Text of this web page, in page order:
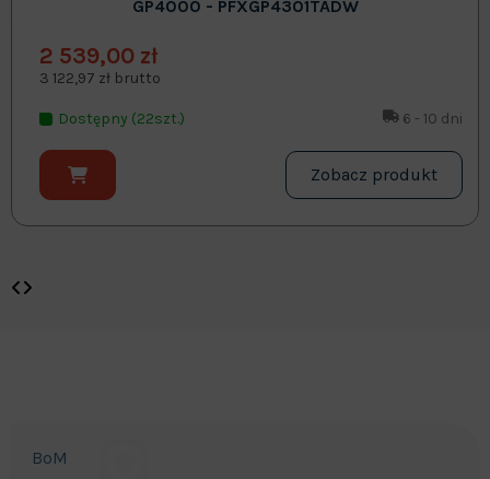
GP4000 - PFXGP4301TADW
2 539,00 zł
3 122,97 zł brutto
Dostępny (22szt.) 6 - 10 dni
Zobacz produkt
BoM